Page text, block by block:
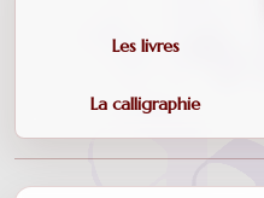
Les livres
La calligraphie